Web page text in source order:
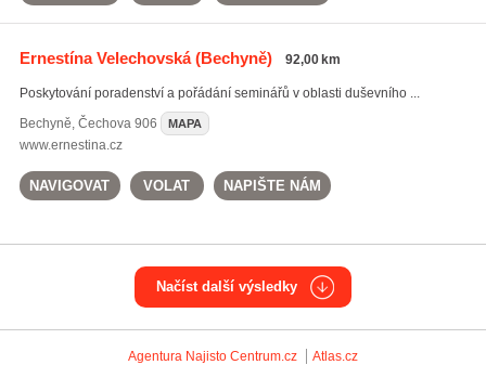
Ernestína Velechovská(Bechyně) 92,00 km
Poskytování poradenství a pořádání seminářů v oblasti duševního ...
Bechyně, Čechova 906 MAPA
www.ernestina.cz
NAVIGOVAT VOLAT NAPIŠTE NÁM
Načíst další výsledky
Agentura Najisto Centrum.cz Atlas.cz